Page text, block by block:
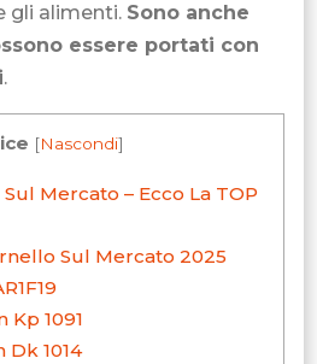
gli alimenti. Sono anche
essere portati con
.
[Nascondi]
Mercato – Ecco La TOP
Sul Mercato 2025
Kp 1091
Dk 1014